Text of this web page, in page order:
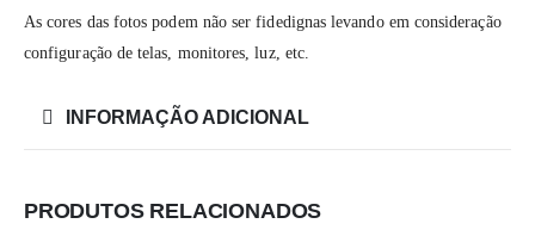
As cores das fotos podem não ser fidedignas levando em consideração
configuração de telas, monitores, luz, etc.
INFORMAÇÃO ADICIONAL
PRODUTOS RELACIONADOS